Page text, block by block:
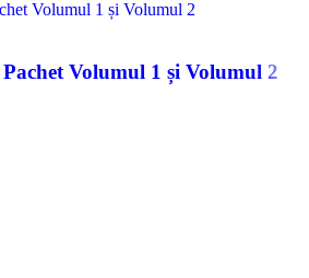
Volumul 1 și Volumul 2